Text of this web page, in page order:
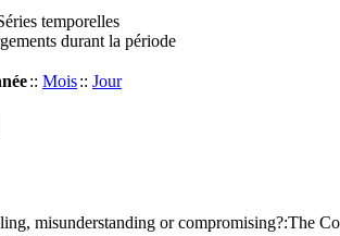
temporelles
durant la période
:: Mois:: Jour
misunderstanding or compromising?:The